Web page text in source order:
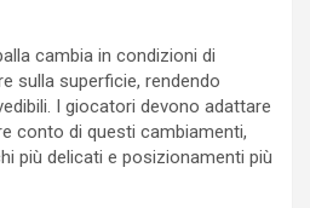
cambia in condizioni di
sulla superficie, rendendo
I giocatori devono adattare
conto di questi cambiamenti,
più delicati e posizionamenti più